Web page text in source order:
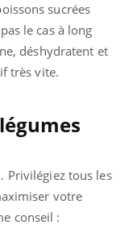
sucrées
le cas à long
déshydratent et
très vite.
Privilégiez tous les
votre
conseil :